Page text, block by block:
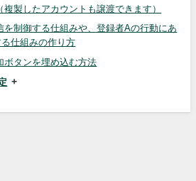
製したアカウントも譲渡できます）
を制御する仕組みや、登録者Aの行動にあ
仕組みの作り方
ボタンを埋め込む方法